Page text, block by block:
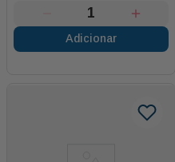
Adicionar